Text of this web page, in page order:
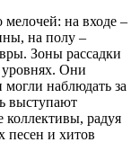
на входе –
на полу –
Зоны рассадки
Они
могли наблюдать за
выступают
радуя
песен и хитов